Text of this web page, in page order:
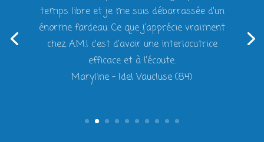
d’avoir une interlocutrice formée, capable de
nous renseigner sur n’importe quel sujet.
Pour moi AMI c’est tranquillité d’esprit et
gain de temps, c’est le top.
Élodie – Idel Vaucluse (84)